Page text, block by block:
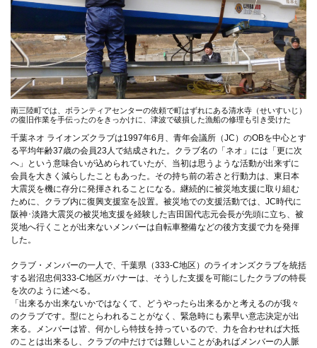
南三陸町では、ボランティアセンターの依頼で町はずれにある清水寺（せいすいじ）
の復旧作業を手伝ったのをきっかけに、津波で破損した漁船の修理も引き受けた
千葉ネオ ライオンズクラブは1997年6月、青年会議所（JC）のOBを中心とす
る平均年齢37歳の会員23人で結成された。クラブ名の「ネオ」には「更に次
へ」という意味合いが込められていたが、当初は思うような活動が出来ずに
会員を大きく減らしたこともあった。その持ち前の若さと行動力は、東日本
大震災を機に存分に発揮されることになる。継続的に被災地支援に取り組む
ために、クラブ内に復興支援室を設置。被災地での支援活動では、JC時代に
阪神･淡路大震災の被災地支援を経験した吉田国代志元会長が先頭に立ち、被
災地へ行くことが出来ないメンバーは自転車整備などの後方支援で力を発揮
した。
クラブ・メンバーの一人で、千葉県（333-C地区）のライオンズクラブを統括
する岩沼忠伺333-C地区ガバナーは、そうした支援を可能にしたクラブの特長
を次のように述べる。
「出来るか出来ないかではなくて、どうやったら出来るかと考えるのが我々
のクラブです。型にとらわれることがなく、緊急時にも素早い意志決定が出
来る。メンバーは皆、何かしら特技を持っているので、力を合わせれば大抵
のことは出来るし、クラブの中だけでは難しいことがあればメンバーの人脈